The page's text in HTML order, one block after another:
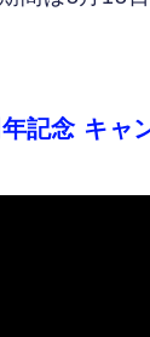
記念 キャ